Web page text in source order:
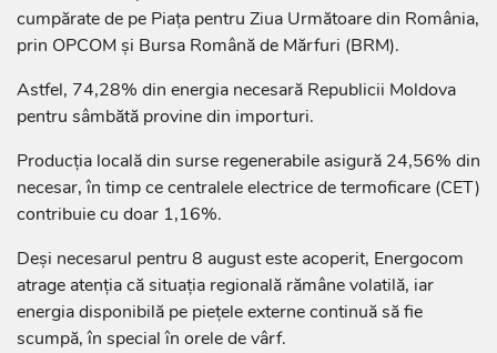
cumpărate de pe Piața pentru Ziua Următoare din România,
prin OPCOM și Bursa Română de Mărfuri (BRM).
Astfel, 74,28% din energia necesară Republicii Moldova
pentru sâmbătă provine din importuri.
Producția locală din surse regenerabile asigură 24,56% din
necesar, în timp ce centralele electrice de termoficare (CET)
contribuie cu doar 1,16%.
Deși necesarul pentru 8 august este acoperit, Energocom
atrage atenția că situația regională rămâne volatilă, iar
energia disponibilă pe piețele externe continuă să fie
scumpă, în special în orele de vârf.